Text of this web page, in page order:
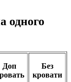
одного
Доп
Без
кровати